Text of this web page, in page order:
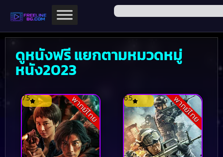
ดูหนังฟรี แยกตามหมวดหมู่
หนัง2023
พากย์ไทย
7.5 พากย์ไทย
6.5